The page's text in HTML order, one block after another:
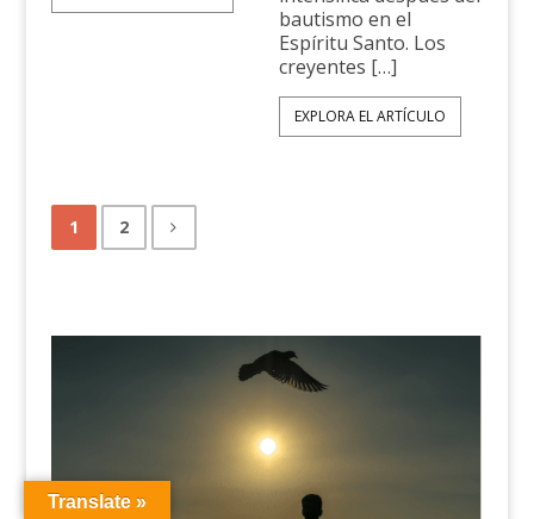
bautismo en el
Espíritu Santo. Los
creyentes […]
EXPLORA EL ARTÍCULO
1 2
Translate »